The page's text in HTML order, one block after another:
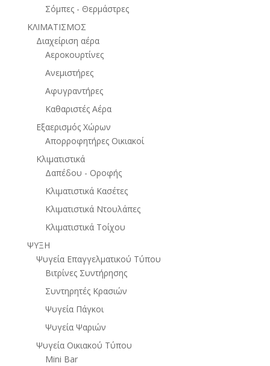
Σόμπες - Θερμάστρες
ΚΛΙΜΑΤΙΣΜΟΣ
Διαχείριση αέρα
Αεροκουρτίνες
Ανεμιστήρες
Αφυγραντήρες
Καθαριστές Αέρα
Εξαερισμός Χώρων
Απορροφητήρες Οικιακοί
Κλιματιστικά
Δαπέδου - Οροφής
Κλιματιστικά Κασέτες
Κλιματιστικά Ντουλάπες
Κλιματιστικά Τοίχου
ΨΥΞΗ
Ψυγεία Επαγγελματικού Τύπου
Βιτρίνες Συντήρησης
Συντηρητές Κρασιών
Ψυγεία Πάγκοι
Ψυγεία Ψαριών
Ψυγεία Οικιακού Τύπου
Mini Bar